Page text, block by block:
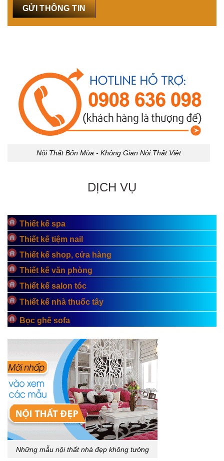
Nội Thất Bốn Mùa - Không Gian Nội Thất Việt
DỊCH VỤ
Thiết kế spa
Thiết kế tiệm nail
Thiết kế shop, cửa hàng
Thiết kế văn phòng
Thiết kế salon tóc
Thiết kế nhà thuốc tây
Bọc ghế sofa
Những mẫu nội thất nhà đẹp không tưởng